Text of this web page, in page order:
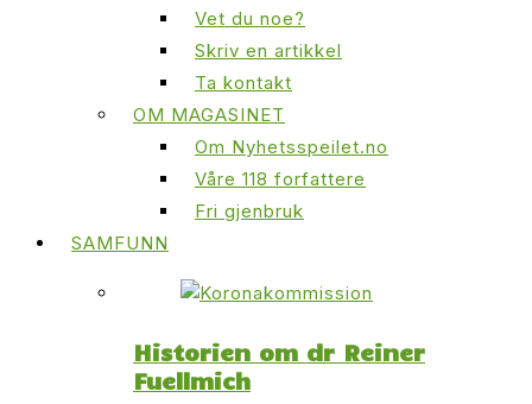
Vet du noe?
Skriv en artikkel
Ta kontakt
OM MAGASINET
Om Nyhetsspeilet.no
Våre 118 forfattere
Fri gjenbruk
SAMFUNN
Historien om dr Reiner
Fuellmich